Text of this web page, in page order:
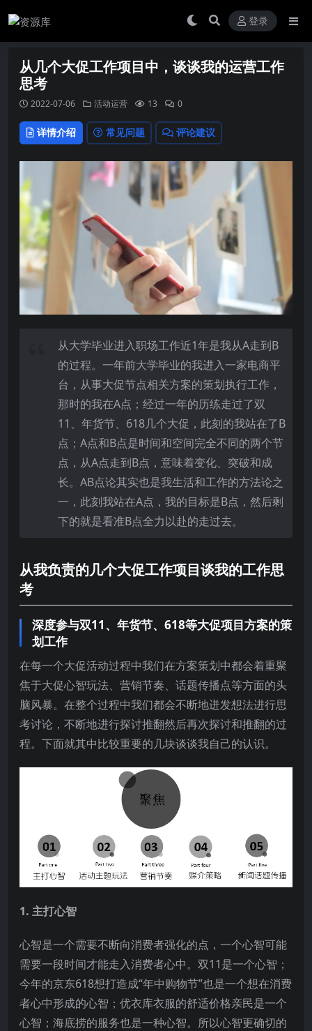
登录
从几个大促工作项目中，谈谈我的运营工作
思考
2022-07-06 活动运营 13 0
详情介绍 常见问题 评论建议
从大学毕业进入职场工作近1年是我从A走到B
的过程。一年前大学毕业的我进入一家电商平
台，从事大促节点相关方案的策划执行工作，
那时的我在A点；经过一年的历练走过了双
11、年货节、618几个大促，此刻的我站在了B
点；A点和B点是时间和空间完全不同的两个节
点，从A点走到B点，意味着变化、突破和成
长。AB点论其实也是我生活和工作的方法论之
一，此刻我站在A点，我的目标是B点，然后剩
下的就是看准B点全力以赴的走过去。
从我负责的几个大促工作项目谈我的工作思
考
深度参与双11、年货节、618等大促项目方案的策
划工作
在每一个大促活动过程中我们在方案策划中都会着重聚
焦于大促心智玩法、营销节奏、话题传播点等方面的头
脑风暴。在整个过程中我们都会不断地迸发想法进行思
考讨论，不断地进行探讨推翻然后再次探讨和推翻的过
程。下面就其中比较重要的几块谈谈我自己的认识。
1. 主打心智
心智是一个需要不断向消费者强化的点，一个心智可能
需要一段时间才能走入消费者心中。双11是一个心智；
今年的京东618想打造成“年中购物节”也是一个想在消费
者心中形成的心智；优衣库衣服的舒适价格亲民是一个
心智；海底捞的服务也是一种心智。所以心智更确切的